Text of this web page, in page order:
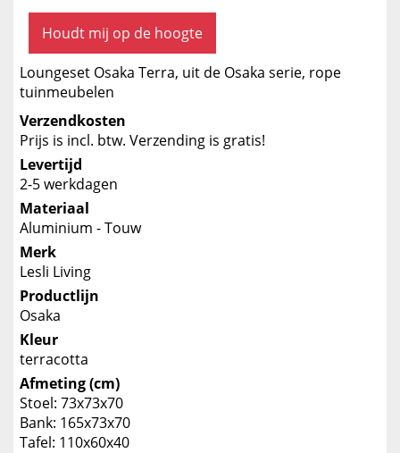
Houdt mij op de hoogte
Loungeset Osaka Terra, uit de Osaka serie, rope
tuinmeubelen
Verzendkosten
Prijs is incl. btw. Verzending is gratis!
Levertijd
2-5 werkdagen
Materiaal
Aluminium - Touw
Merk
Lesli Living
Productlijn
Osaka
Kleur
terracotta
Afmeting (cm)
Stoel: 73x73x70
Bank: 165x73x70
Tafel: 110x60x40